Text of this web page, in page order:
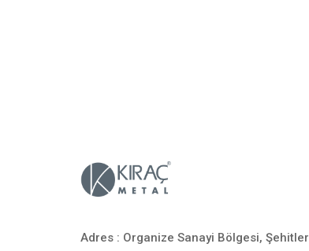
Adres : Organize Sanayi Bölgesi, Şehitler